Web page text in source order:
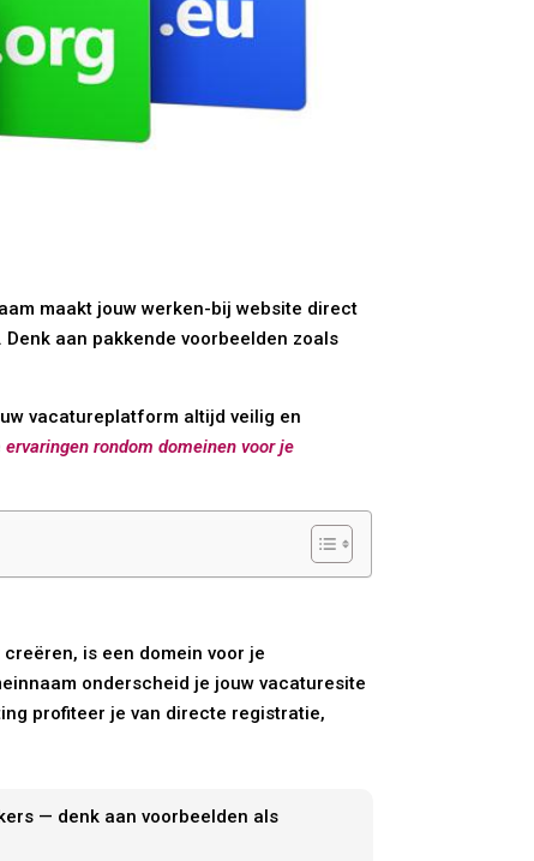
maakt jouw werken-bij website direct
aan pakkende voorbeelden zoals
vacatureplatform altijd veilig en
ervaringen rondom domeinen voor je
is een domein voor je
onderscheid je jouw vacaturesite
profiteer je van directe registratie,
— denk aan voorbeelden als